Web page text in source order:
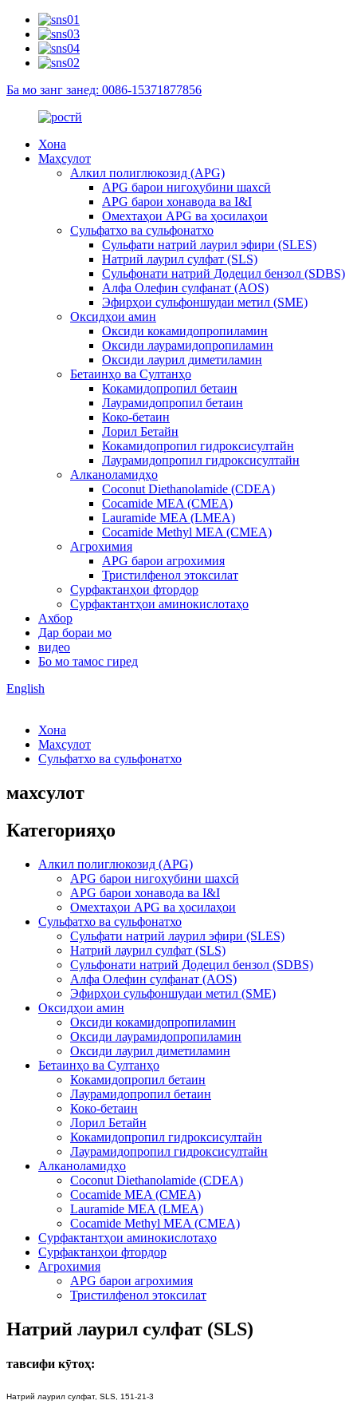
Ба мо занг занед: 0086-15371877856
Хона
Маҳсулот
Алкил полиглюкозид (APG)
APG барои нигоҳубини шахсӣ
APG барои хонавода ва I&I
Омехтаҳои APG ва ҳосилаҳои
Сульфатхо ва сульфонатхо
Сульфати натрий лаурил эфири (SLES)
Натрий лаурил сулфат (SLS)
Сульфонати натрий Додецил бензол (SDBS)
Алфа Олефин сулфанат (AOS)
Эфирҳои сульфоншудаи метил (SME)
Оксидҳои амин
Оксиди кокамидопропиламин
Оксиди лаурамидопропиламин
Оксиди лаурил диметиламин
Бетаинҳо ва Султанҳо
Кокамидопропил бетаин
Лаурамидопропил бетаин
Коко-бетаин
Лорил Бетайн
Кокамидопропил гидроксисултайн
Лаурамидопропил гидроксисултайн
Алканоламидҳо
Coconut Diethanolamide (CDEA)
Cocamide MEA (CMEA)
Lauramide MEA (LMEA)
Cocamide Methyl MEA (CMEA)
Агрохимия
APG барои агрохимия
Тристилфенол этоксилат
Сурфактанҳои фтордор
Сурфактантҳои аминокислотаҳо
Ахбор
Дар бораи мо
видео
Бо мо тамос гиред
English
Хона
Маҳсулот
Сульфатхо ва сульфонатхо
махсулот
Категорияҳо
Алкил полиглюкозид (APG)
APG барои нигоҳубини шахсӣ
APG барои хонавода ва I&I
Омехтаҳои APG ва ҳосилаҳои
Сульфатхо ва сульфонатхо
Сульфати натрий лаурил эфири (SLES)
Натрий лаурил сулфат (SLS)
Сульфонати натрий Додецил бензол (SDBS)
Алфа Олефин сулфанат (AOS)
Эфирҳои сульфоншудаи метил (SME)
Оксидҳои амин
Оксиди кокамидопропиламин
Оксиди лаурамидопропиламин
Оксиди лаурил диметиламин
Бетаинҳо ва Султанҳо
Кокамидопропил бетаин
Лаурамидопропил бетаин
Коко-бетаин
Лорил Бетайн
Кокамидопропил гидроксисултайн
Лаурамидопропил гидроксисултайн
Алканоламидҳо
Coconut Diethanolamide (CDEA)
Cocamide MEA (CMEA)
Lauramide MEA (LMEA)
Cocamide Methyl MEA (CMEA)
Сурфактантҳои аминокислотаҳо
Сурфактанҳои фтордор
Агрохимия
APG барои агрохимия
Тристилфенол этоксилат
Натрий лаурил сулфат (SLS)
тавсифи кӯтоҳ:
Натрий лаурил сулфат, SLS, 151-21-3